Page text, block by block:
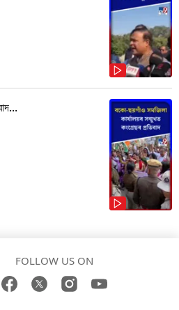
FOLLOW US ON